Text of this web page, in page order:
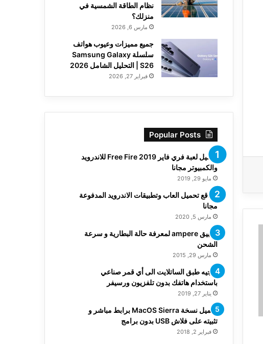
نظام الطاقة الشمسية في
منزلك؟
مارس 6, 2026
جميع مميزات وعيوب هواتف
سلسلة Samsung Galaxy
S26 | التحليل الشامل 2026
فبراير 27, 2026
Popular Posts
تحميل لعبة فري فاير Free Fire 2019 للاندرويد
والكمبيوتر مجانا
مايو 29, 2019
مواقع تحميل العاب وتطبيقات الاندرويد المدفوعة
مجانا
مارس 5, 2020
تطبيق ampere لمعرفة حالة البطارية و سرعة
الشحن
مارس 29, 2015
توجيه طبق الساتلايت الى أي قمر صناعي
باستخدام هاتفك بدون تلفزيون ورسيفر
يناير 27, 2019
تحميل نسخة MacOS Sierra برابط مباشر و
تثبيته على فلاش USB بدون برامج
فبراير 2, 2018